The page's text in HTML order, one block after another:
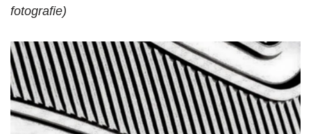
fotografie)